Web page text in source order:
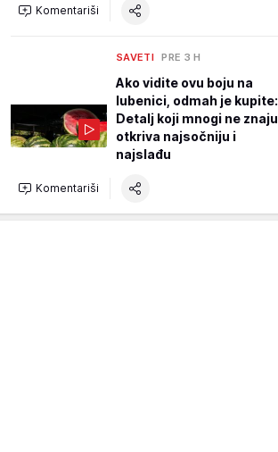
Komentariši
SAVETI PRE 3 H
Ako vidite ovu boju na
lubenici, odmah je kupite:
Detalj koji mnogi ne znaju
otkriva najsočniju i
najslađu
Komentariši